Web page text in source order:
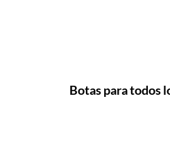
Botas para todos